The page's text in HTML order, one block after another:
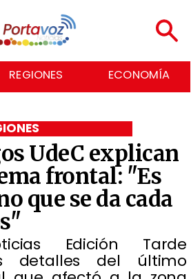
ECONOMÍA DEPORTES
UdeC explican
frontal: "Es
que se da cada
Edición Tarde
detalles del último